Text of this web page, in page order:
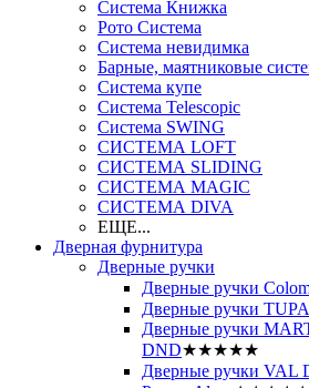
Система Книжка
Рото Система
Система невидимка
Барные, маятниковые
Система купе
Система Telescopic
Система SWING
СИСТЕМА LOFT
СИСТЕМА SLIDING
СИСТЕМА MAGIC
СИСТЕМА DIVA
ЕЩЕ...
Дверная фурнитура
Дверные ручки
Дверные ручки
Дверные ручки
Дверные ручки
DND★★★★★
Дверные ручки VAL